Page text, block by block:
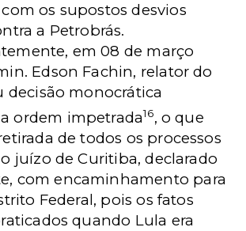
os supostos desvios
a Petrobrás.
em 08 de março
Edson Fachin, relator do
decisão monocrática
ordem impetrada16, o que
de todos os processos
juízo de Curitiba, declarado
com encaminhamento para
Federal, pois os fatos
quando Lula era